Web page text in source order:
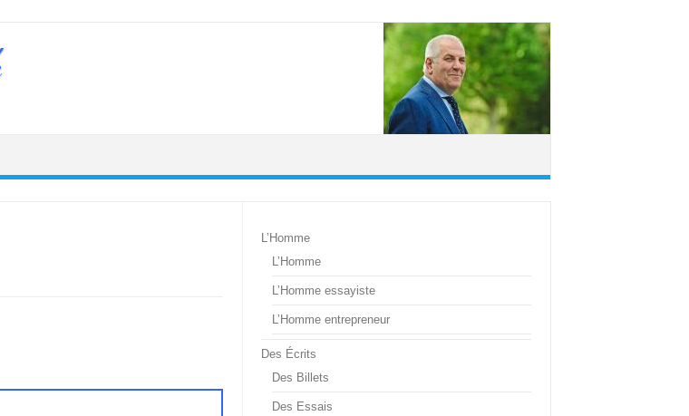
L’Homme
L’Homme
L’Homme essayiste
L’Homme entrepreneur
Des Écrits
Des Billets
Des Essais